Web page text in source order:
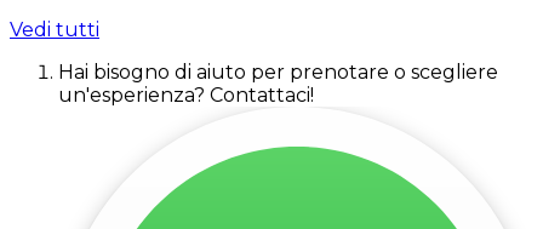
Vedi tutti
Hai bisogno di aiuto per prenotare o scegliere
un'esperienza? Contattaci!